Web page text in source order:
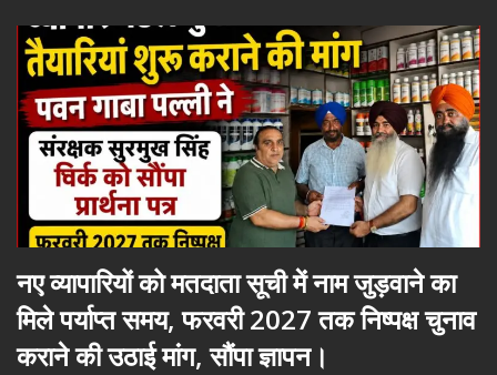
नए व्यापारियों को मतदाता सूची में नाम जुड़वाने का
मिले पर्याप्त समय, फरवरी 2027 तक निष्पक्ष चुनाव
कराने की उठाई मांग, सौंपा ज्ञापन।